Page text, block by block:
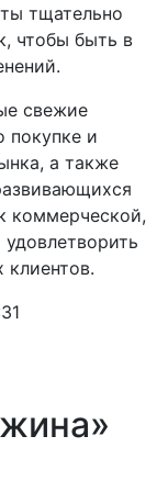
тщательно
чтобы быть в
свежие
покупке и
а также
коммерческой,
клиентов.